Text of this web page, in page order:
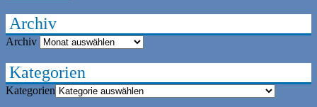
Archiv
Archiv
Kategorien
Kategorien